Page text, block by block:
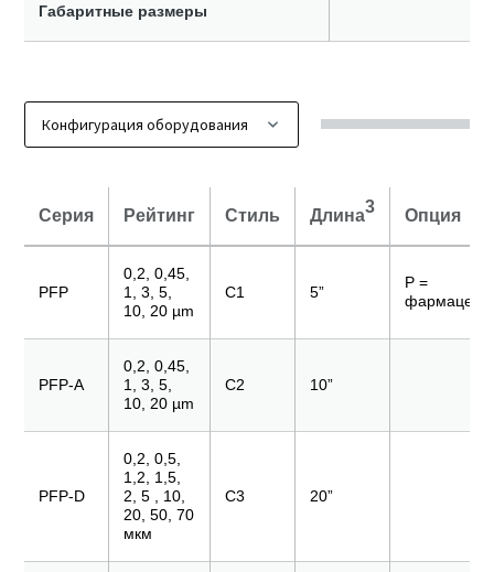
Габаритные размеры
Серия Рейтинг Стиль Длина3 Опция
PFP
0,2, 0,45,
1, 3, 5,
10, 20 µm
C1 5”
P =
PFP-A
0,2, 0,45,
1, 3, 5,
10, 20 µm
C2 10”
PFP-D
0,2, 0,5,
1,2, 1,5,
2, 5 , 10,
20, 50, 70
мкм
C3 20”